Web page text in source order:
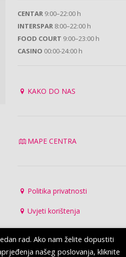
CENTAR 9:00–22:00 h
INTERSPAR 8:00–22:00 h
FOOD COURT 9:00–23:00 h
CASINO 00:00-24:00 h
KAKO DO NAS
MAPE CENTRA
Politika privatnosti
Uvjeti korištenja
rad. Ako nam želite dopustiti
našeg poslovanja, kliknite